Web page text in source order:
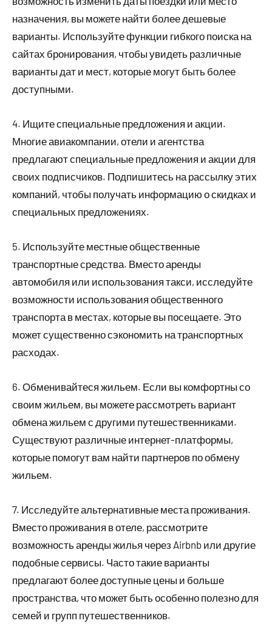
назначения, вы можете найти более дешевые
варианты. Используйте функции гибкого поиска на
сайтах бронирования, чтобы увидеть различные
варианты дат и мест, которые могут быть более
доступными.
4. Ищите специальные предложения и акции.
Многие авиакомпании, отели и агентства
предлагают специальные предложения и акции для
своих подписчиков. Подпишитесь на рассылку этих
компаний, чтобы получать информацию о скидках и
специальных предложениях.
5. Используйте местные общественные
транспортные средства. Вместо аренды
автомобиля или использования такси, исследуйте
возможности использования общественного
транспорта в местах, которые вы посещаете. Это
может существенно сэкономить на транспортных
расходах.
6. Обменивайтеся жильем. Если вы комфортны со
своим жильем, вы можете рассмотреть вариант
обмена жильем с другими путешественниками.
Существуют различные интернет-платформы,
которые помогут вам найти партнеров по обмену
жильем.
7. Исследуйте альтернативные места проживания.
Вместо проживания в отеле, рассмотрите
возможность аренды жилья через Airbnb или другие
подобные сервисы. Часто такие варианты
предлагают более доступные цены и больше
пространства, что может быть особенно полезно для
семей и групп путешественников.